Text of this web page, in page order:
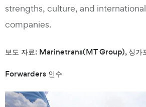
strengths, culture, and
companies.
보도 자료: Marinetrans(MT Group), 싱가
Forwarders 인수